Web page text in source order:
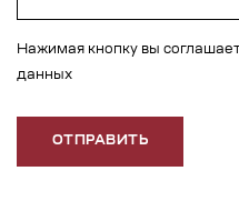
Нажимая кнопку вы
данных
ОТПРАВИТЬ